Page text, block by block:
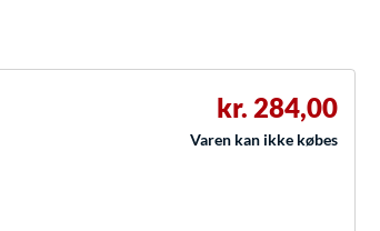
kr. 284,00
Varen kan ikke købes